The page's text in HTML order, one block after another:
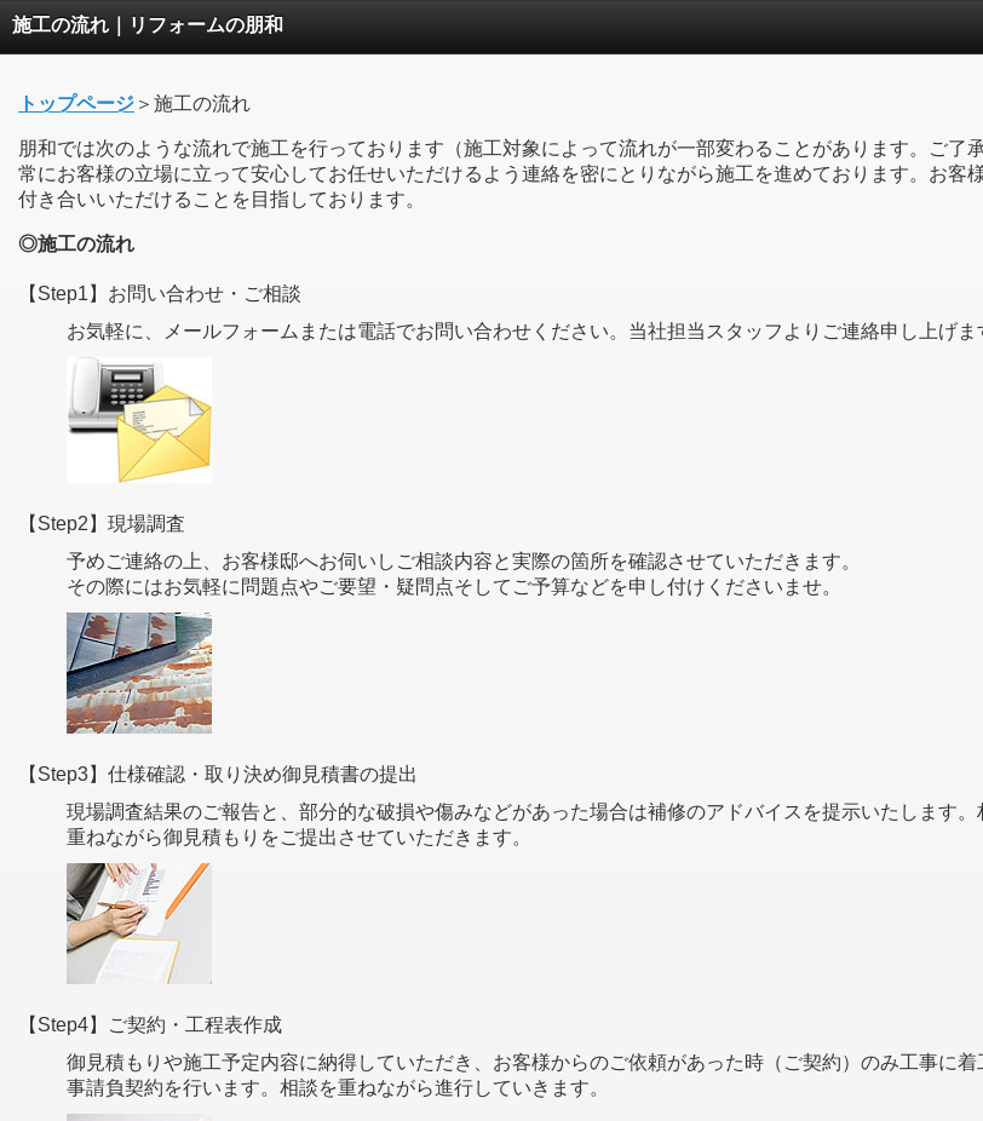
施工の流れ｜リフォームの朋和
トップページ ＞施工の流れ
朋和では次のような流れで施工を行っております（施工対象によって流れが一部変わることがあります。ご了
常にお客様の立場に立って安心してお任せいただけるよう連絡を密にとりながら施工を進めております。お
付き合いいただけることを目指しております。
◎施工の流れ
【Step1】お問い合わせ・ご相談
お気軽に、メールフォームまたは電話でお問い合わせください。当社担当スタッフよりご連絡申し上げま
【Step2】現場調査
予めご連絡の上、お客様邸へお伺いしご相談内容と実際の箇所を確認させていただきます。
その際にはお気軽に問題点やご要望・疑問点そしてご予算などを申し付けくださいませ。
【Step3】仕様確認・取り決め御見積書の提出
現場調査結果のご報告と、部分的な破損や傷みなどがあった場合は補修のアドバイスを提示いたします
重ねながら御見積もりをご提出させていただきます。
【Step4】ご契約・工程表作成
御見積もりや施工予定内容に納得していただき、お客様からのご依頼があった時（ご契約）のみ工事に
事請負契約を行います。相談を重ねながら進行していきます。